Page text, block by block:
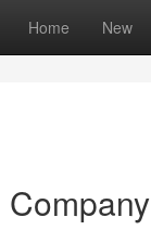
Home New